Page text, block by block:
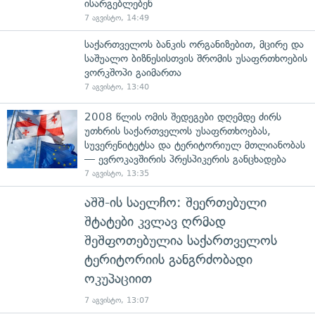
ისარგებლებენ
7 აგვისტო, 14:49
საქართველოს ბანკის ორგანიზებით, მცირე და
საშუალო ბიზნესისთვის შრომის უსაფრთხოების
ვორკშოპი გაიმართა
7 აგვისტო, 13:40
2008 წლის ომის შედეგები დღემდე ძირს
უთხრის საქართველოს უსაფრთხოებას,
სუვერენიტეტსა და ტერიტორიულ მთლიანობას
— ევროკავშირის პრესპიკერის განცხადება
7 აგვისტო, 13:35
აშშ-ის საელჩო: შეერთებული
შტატები კვლავ ღრმად
შეშფოთებულია საქართველოს
ტერიტორიის განგრძობადი
ოკუპაციით
7 აგვისტო, 13:07